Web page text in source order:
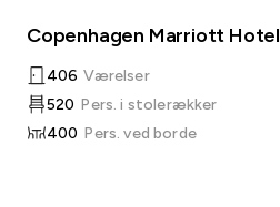
Copenhagen Marriott Hotel
406 Værelser
520 Pers. i stolerækker
400 Pers. ved borde